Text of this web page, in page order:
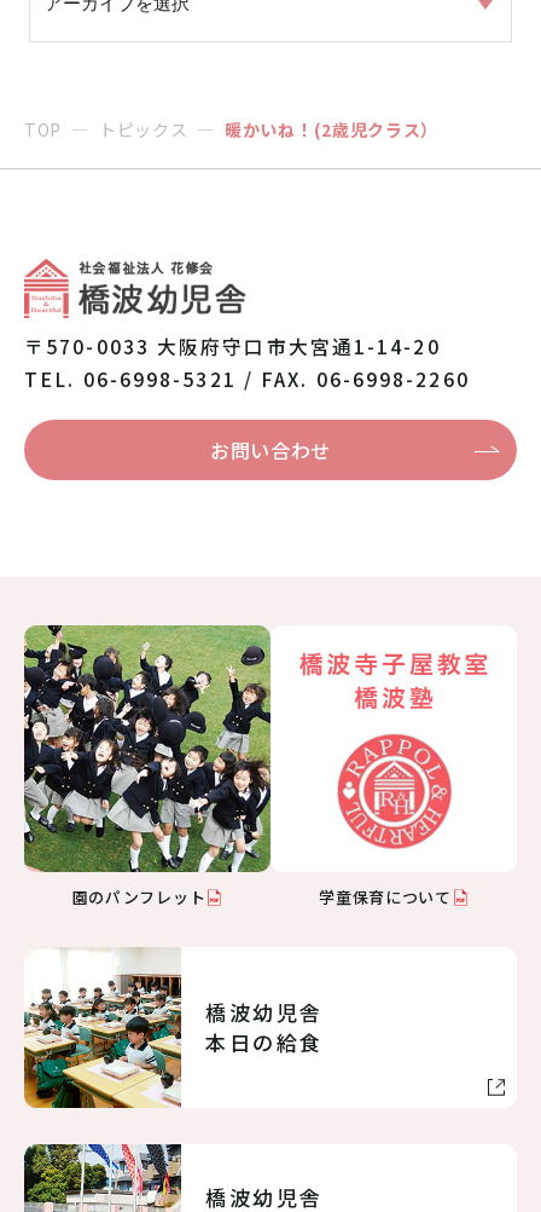
TOP トピックス 暖かいね！(2歳児クラス）
〒570-0033 大阪府守口市大宮通1-14-20
TEL. 06-6998-5321 / FAX. 06-6998-2260
お問い合わせ
園のパンフレット 学童保育について
橋波幼児舎
本日の給食
橋波幼児舎